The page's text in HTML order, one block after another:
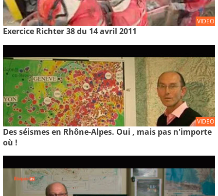
VIDEO
Exercice Richter 38 du 14 avril 2011
VIDEO
Des séismes en Rhône-Alpes. Oui , mais pas n'importe
où !